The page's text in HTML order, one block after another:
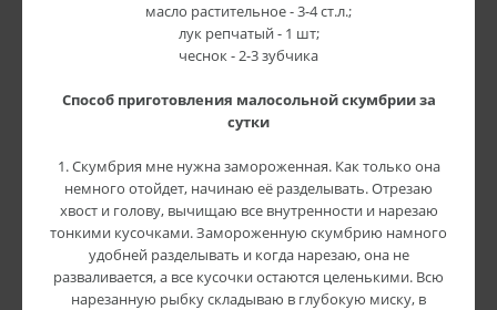
масло растительное - 3-4 ст.л.;
лук репчатый - 1 шт;
чеснок - 2-3 зубчика
Способ приготовления малосольной скумбрии за
сутки
1. Скумбрия мне нужна замороженная. Как только она
немного отойдет, начинаю её разделывать. Отрезаю
хвост и голову, вычищаю все внутренности и нарезаю
тонкими кусочками. Замороженную скумбрию намного
удобней разделывать и когда нарезаю, она не
разваливается, а все кусочки остаются целенькими. Всю
нарезанную рыбку складываю в глубокую миску, в